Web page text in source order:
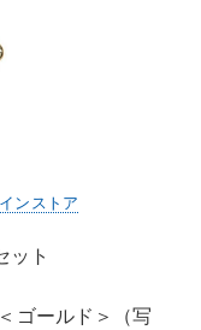
ンストア
ット
ゴールド＞（写